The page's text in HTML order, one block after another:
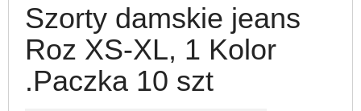
Szorty damskie jeans
Roz XS-XL, 1 Kolor
.Paczka 10 szt